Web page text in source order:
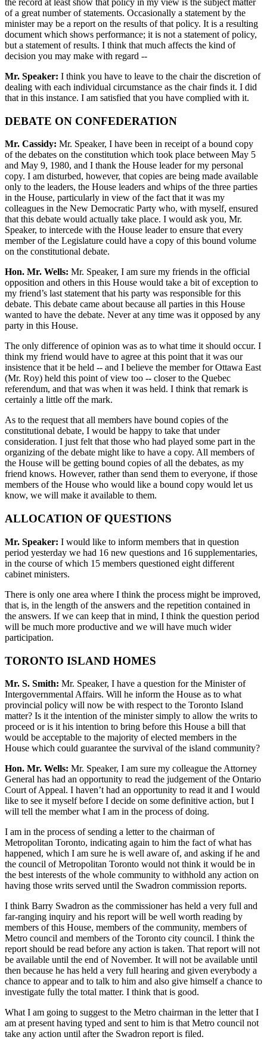
the record at least show that policy in my view is the subject matter
of a great number of statements. Occasionally a statement by the
minister may be a report on the results of that policy. It is a resulting
document which shows performance; it is not a statement of policy,
but a statement of results. I think that much affects the kind of
decision you may make with regard --
Mr. Speaker: I think you have to leave to the chair the discretion of
dealing with each individual circumstance as the chair finds it. I did
that in this instance. I am satisfied that you have complied with it.
DEBATE ON CONFEDERATION
Mr. Cassidy: Mr. Speaker, I have been in receipt of a bound copy
of the debates on the constitution which took place between May 5
and May 9, 1980, and I thank the House leader for my personal
copy. I am disturbed, however, that copies are being made available
only to the leaders, the House leaders and whips of the three parties
in the House, particularly in view of the fact that it was my
colleagues in the New Democratic Party who, with myself, ensured
that this debate would actually take place. I would ask you, Mr.
Speaker, to intercede with the House leader to ensure that every
member of the Legislature could have a copy of this bound volume
on the constitutional debate.
Hon. Mr. Wells: Mr. Speaker, I am sure my friends in the official
opposition and others in this House would take a bit of exception to
my friend’s last statement that his party was responsible for this
debate. This debate came about because all parties in this House
wanted to have the debate. Never at any time was it opposed by any
party in this House.
The only difference of opinion was as to what time it should occur. I
think my friend would have to agree at this point that it was our
insistence that it be held -- and I believe the member for Ottawa East
(Mr. Roy) held this point of view too -- closer to the Quebec
referendum, and that was when it was held. I think that remark is
certainly a little off the mark.
As to the request that all members have bound copies of the
constitutional debate, I would be happy to take that under
consideration. I just felt that those who had played some part in the
organizing of the debate might like to have a copy. All members of
the House will be getting bound copies of all the debates, as my
friend knows. However, rather than send them to everyone, if those
members of the House who would like a bound copy would let us
know, we will make it available to them.
ALLOCATION OF QUESTIONS
Mr. Speaker: I would like to inform members that in question
period yesterday we had 16 new questions and 16 supplementaries,
in the course of which 15 members questioned eight different
cabinet ministers.
There is only one area where I think the process might be improved,
that is, in the length of the answers and the repetition contained in
the answers. If we can keep that in mind, I think the question period
will be much more productive and we will have much wider
participation.
TORONTO ISLAND HOMES
Mr. S. Smith: Mr. Speaker, I have a question for the Minister of
Intergovernmental Affairs. Will he inform the House as to what
provincial policy will now be with respect to the Toronto Island
matter? Is it the intention of the minister simply to allow the writs to
proceed or is it his intention to bring before this House a bill that
would be acceptable to the majority of elected members in the
House which could guarantee the survival of the island community?
Hon. Mr. Wells: Mr. Speaker, I am sure my colleague the Attorney
General has had an opportunity to read the judgement of the Ontario
Court of Appeal. I haven’t had an opportunity to read it and I would
like to see it myself before I decide on some definitive action, but I
will tell the member what I am in the process of doing.
I am in the process of sending a letter to the chairman of
Metropolitan Toronto, indicating again to him the fact of what has
happened, which I am sure he is well aware of, and asking if he and
the council of Metropolitan Toronto would not think it would be in
the best interests of the whole community to withhold any action on
having those writs served until the Swadron commission reports.
I think Barry Swadron as the commissioner has held a very full and
far-ranging inquiry and his report will be well worth reading by
members of this House, members of the community, members of
Metro council and members of the Toronto city council. I think the
report should be read before any action is taken. That report will not
be available until the end of November. It will not be available until
then because he has held a very full hearing and given everybody a
chance to appear and to talk to him and also give himself a chance to
investigate fully the total matter. I think that is good.
What I am going to suggest to the Metro chairman in the letter that I
am at present having typed and sent to him is that Metro council not
take any action until after the Swadron report is filed.